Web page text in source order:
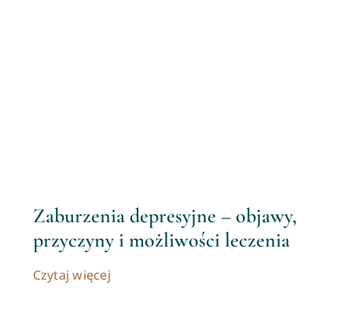
Zaburzenia depresyjne – objawy,
przyczyny i możliwości leczenia
Czytaj więcej